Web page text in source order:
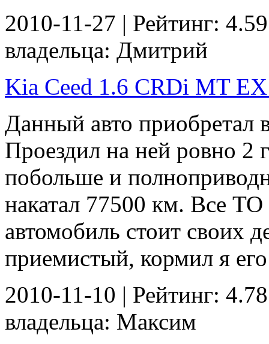
2010-11-27 | Рейтинг:
владельца: Дмитрий
Kia Ceed 1.6 CRDi MT EX
Данный авто приобретал
Проездил на ней ровно 2
побольше и
накатал 77500 км. Все
автомобиль стоит своих
приемистый, кормил я
2010-11-10 | Рейтинг:
владельца: Максим